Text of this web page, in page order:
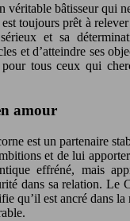
véritable bâtisseur qui
toujours prêt à
et sa
et d’atteindre ses
tous ceux qui
amour
est un partenaire
et de lui
effréné, mais
dans sa relation. Le
qu’il est ancré dans la